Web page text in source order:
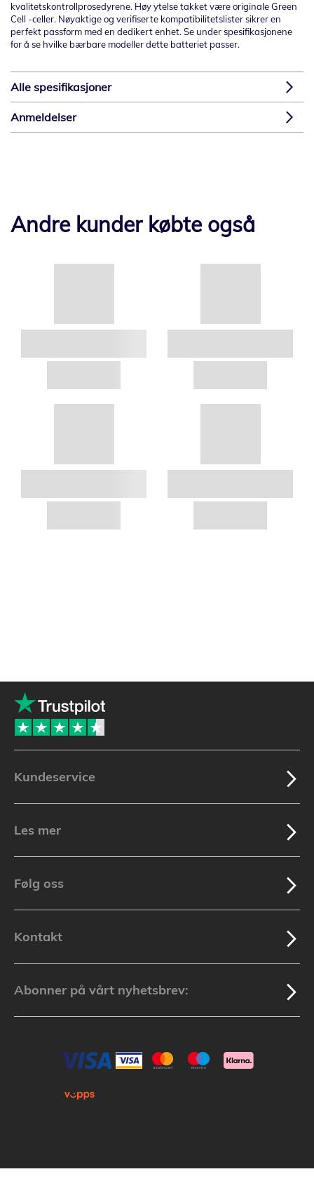
kvalitetskontrollprosedyrene. Høy ytelse takket være originale Green
Cell -celler. Nøyaktige og verifiserte kompatibilitetslister sikrer en
perfekt passform med en dedikert enhet. Se under spesifikasjonene
for å se hvilke bærbare modeller dette batteriet passer.
Alle spesifikasjoner
Anmeldelser
Andre kunder købte også
Kundeservice
Les mer
Følg oss
Kontakt
Abonner på vårt nyhetsbrev: